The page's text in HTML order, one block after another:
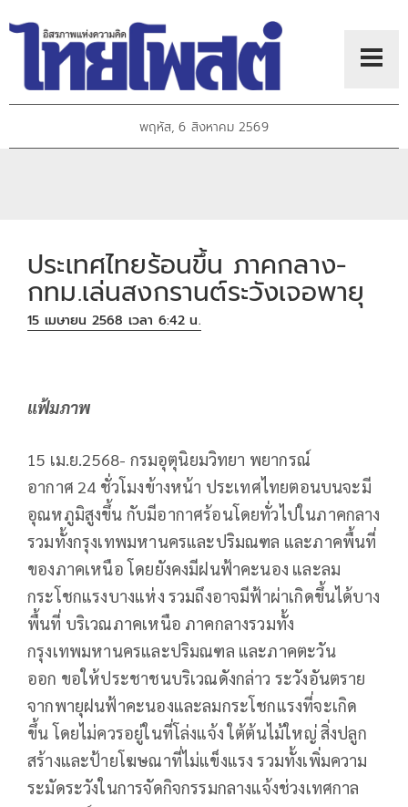
พฤหัส, 6 สิงหาคม 2569
ประเทศไทยร้อนขึ้น ภาคกลาง-
กทม.เล่นสงกรานต์ระวังเจอพายุ
15 เมษายน 2568 เวลา 6:42 น.
แฟ้มภาพ
15 เม.ย.2568- กรมอุตุนิยมวิทยา พยากรณ์
อากาศ 24 ชั่วโมงข้างหน้า ประเทศไทยตอนบนจะมี
อุณหภูมิสูงขึ้น กับมีอากาศร้อนโดยทั่วไปในภาคกลาง
รวมทั้งกรุงเทพมหานครและปริมณฑล และภาคพื้นที่
ของภาคเหนือ โดยยังคงมีฝนฟ้าคะนอง และลม
กระโชกแรงบางแห่ง รวมถึงอาจมีฟ้าผ่าเกิดขึ้นได้บาง
พื้นที่ บริเวณภาคเหนือ ภาคกลางรวมทั้ง
กรุงเทพมหานครและปริมณฑล และภาคตะวัน
ออก ขอให้ประชาชนบริเวณดังกล่าว ระวังอันตราย
จากพายุฝนฟ้าคะนองและลมกระโชกแรงที่จะเกิด
ขึ้น โดยไม่ควรอยู่ในที่โล่งแจ้ง ใต้ต้นไม้ใหญ่ สิ่งปลูก
สร้างและป้ายโฆษณาที่ไม่แข็งแรง รวมทั้งเพิ่มความ
ระมัดระวังในการจัดกิจกรรมกลางแจ้งช่วงเทศกาล